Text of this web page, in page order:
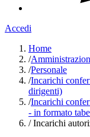
Accedi
Home
/
/Personale
/Incarichi
dirigenti)
/Incarichi
- in formato
/Incarichi